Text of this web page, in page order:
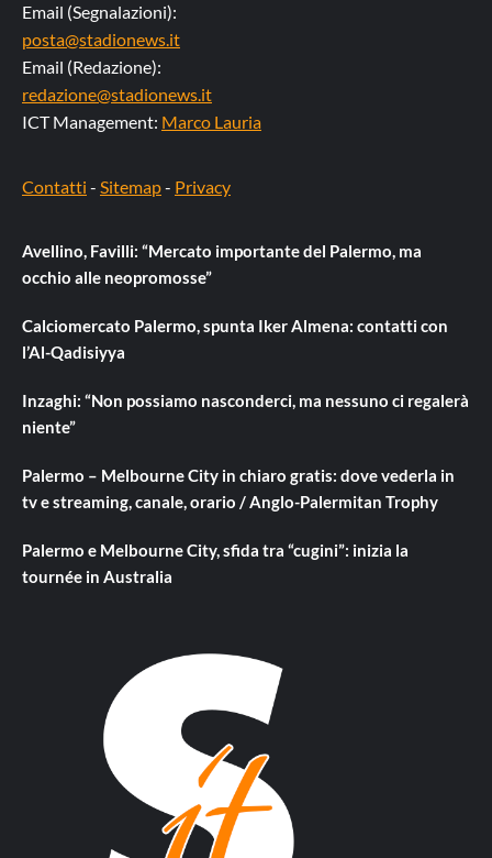
Email (Segnalazioni):
posta@stadionews.it
Email (Redazione):
redazione@stadionews.it
ICT Management: Marco Lauria
Contatti - Sitemap- Privacy
Avellino, Favilli: “Mercato importante del Palermo, ma
occhio alle neopromosse”
Calciomercato Palermo, spunta Iker Almena: contatti con
l’Al-Qadisiyya
Inzaghi: “Non possiamo nasconderci, ma nessuno ci regalerà
niente”
Palermo – Melbourne City in chiaro gratis: dove vederla in
tv e streaming, canale, orario / Anglo-Palermitan Trophy
Palermo e Melbourne City, sfida tra “cugini”: inizia la
tournée in Australia